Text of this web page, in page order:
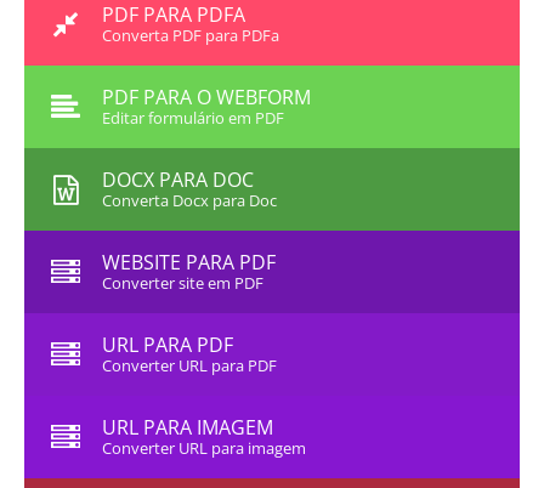
PDF PARA PDFA
Converta PDF para PDFa
PDF PARA O WEBFORM
Editar formulário em PDF
DOCX PARA DOC
Converta Docx para Doc
WEBSITE PARA PDF
Converter site em PDF
URL PARA PDF
Converter URL para PDF
URL PARA IMAGEM
Converter URL para imagem